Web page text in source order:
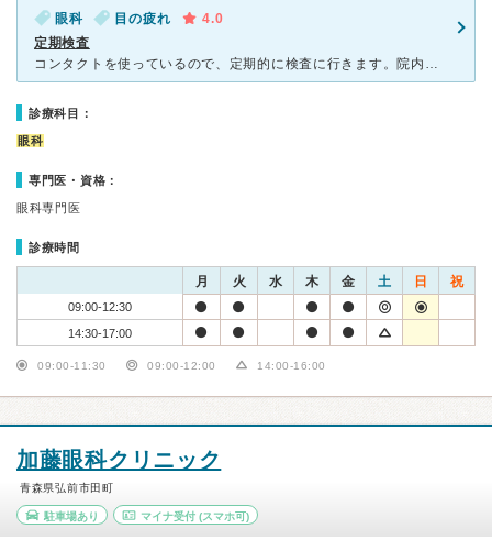
眼科 目の疲れ
4.0
定期検査
コンタクトを使っているので、定期的に検査に行きます。院内はあまり混雑していないのでスムーズに案内してもらえます。先生もテキパキしているので、待ち時間がなくてうれしいです。目の乾燥や充血、疲れがあるとき
診療科目：
眼科
専門医・資格：
眼科専門医
診療時間
月 火 水 木 金 土 日 祝
09:00-12:30
14:30-17:00
09:00-11:30 09:00-12:00 14:00-16:00
加藤眼科クリニック
青森県弘前市田町
駐車場あり マイナ受付(スマホ可)